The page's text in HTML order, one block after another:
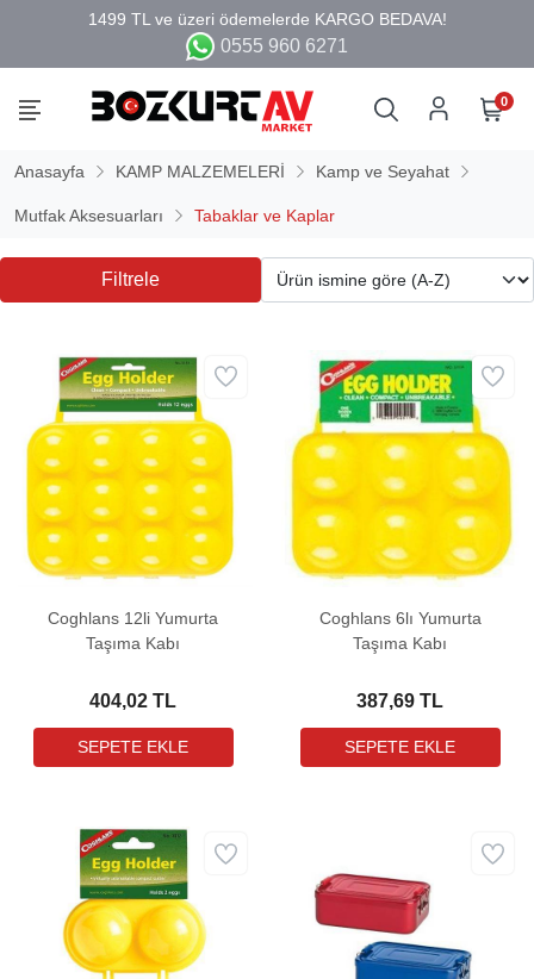
0555 960 6271
0
Anasayfa KAMP MALZEMELERİ Kamp ve Seyahat
Mutfak Aksesuarları Tabaklar ve Kaplar
Filtrele
Coghlans 12li Yumurta
Taşıma Kabı
404,02 TL
Coghlans 6lı Yumurta
Taşıma Kabı
387,69 TL